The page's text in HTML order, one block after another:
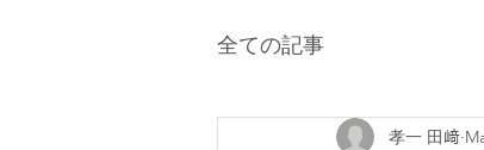
全ての記事
孝一 田﨑